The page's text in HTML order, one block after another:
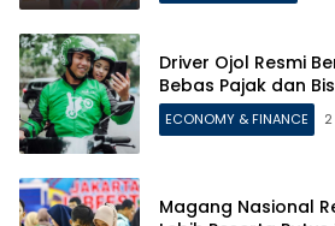
Driver Ojol Resmi
Bebas Pajak dan
ECONOMY & FINANCE
Magang Nasional